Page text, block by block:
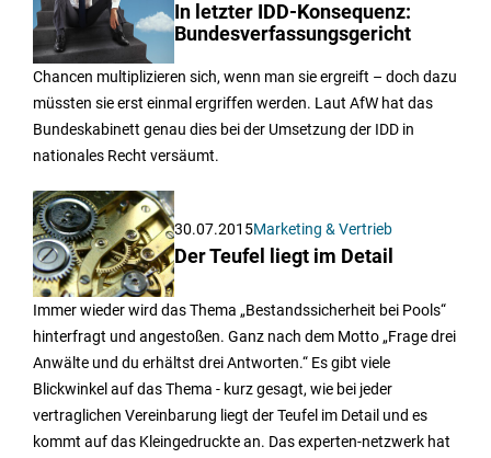
In letzter IDD-Konsequenz:
Bundesverfassungsgericht
Chancen multiplizieren sich, wenn man sie ergreift – doch dazu
müssten sie erst einmal ergriffen werden. Laut AfW hat das
Bundeskabinett genau dies bei der Umsetzung der IDD in
nationales Recht versäumt.
30.07.2015Marketing & Vertrieb
Der Teufel liegt im Detail
Immer wieder wird das Thema „Bestandssicherheit bei Pools“
hinterfragt und angestoßen. Ganz nach dem Motto „Frage drei
Anwälte und du erhältst drei Antworten.“ Es gibt viele
Blickwinkel auf das Thema - kurz gesagt, wie bei jeder
vertraglichen Vereinbarung liegt der Teufel im Detail und es
kommt auf das Kleingedruckte an. Das experten-netzwerk hat